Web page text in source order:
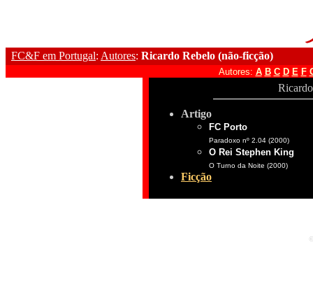
FC&F em Portugal: Autores: Ricardo Rebelo (não-ficção)
Autores: A B C D E F
Artigo
FC Porto
Paradoxo nº 2.04 (2000)
O Rei Stephen King
O Turno da Noite (2000)
Ficção